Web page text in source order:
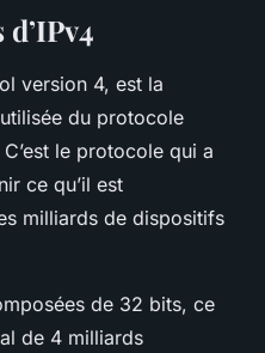
version 4, est la
du protocole
le protocole qui a
ce qu’il est
milliards de dispositifs
de 32 bits, ce
de 4 milliards